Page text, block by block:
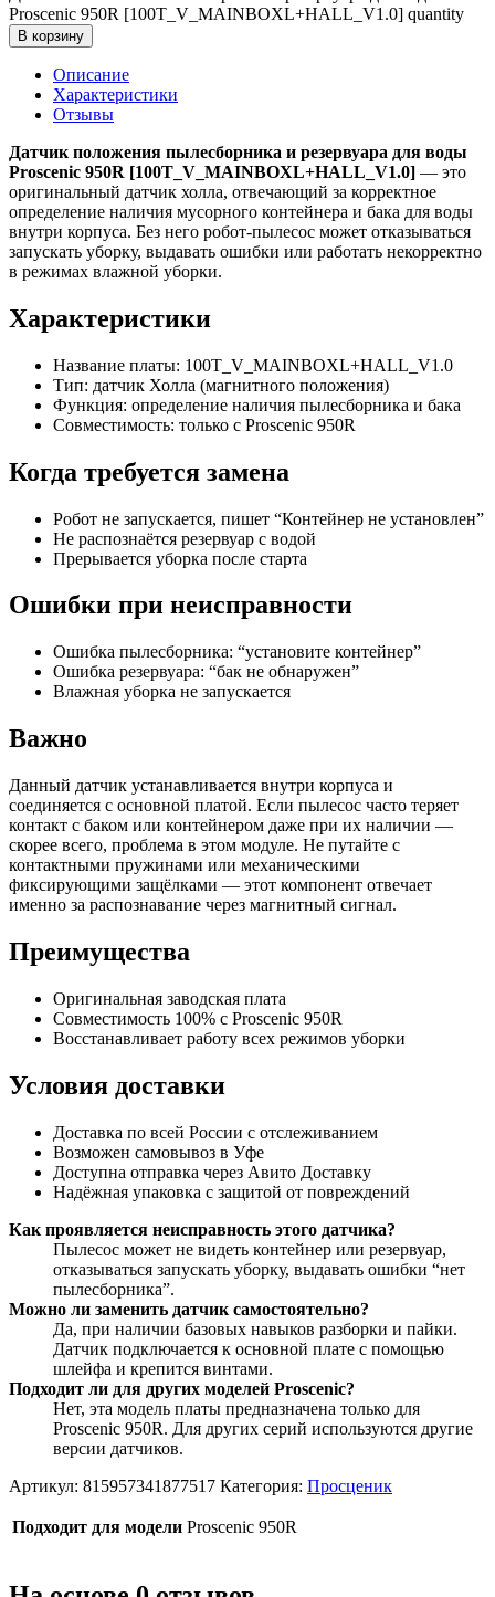
Proscenic 950R [100T_V_MAINBOXL+HALL_V1.0] quantity
В корзину
Описание
Характеристики
Отзывы
Датчик положения пылесборника и резервуара для воды
Proscenic 950R [100T_V_MAINBOXL+HALL_V1.0] — это
оригинальный датчик холла, отвечающий за корректное
определение наличия мусорного контейнера и бака для воды
внутри корпуса. Без него робот-пылесос может отказываться
запускать уборку, выдавать ошибки или работать некорректно
в режимах влажной уборки.
Характеристики
Название платы: 100T_V_MAINBOXL+HALL_V1.0
Тип: датчик Холла (магнитного положения)
Функция: определение наличия пылесборника и бака
Совместимость: только с Proscenic 950R
Когда требуется замена
Робот не запускается, пишет “Контейнер не установлен”
Не распознаётся резервуар с водой
Прерывается уборка после старта
Ошибки при неисправности
Ошибка пылесборника: “установите контейнер”
Ошибка резервуара: “бак не обнаружен”
Влажная уборка не запускается
Важно
Данный датчик устанавливается внутри корпуса и
соединяется с основной платой. Если пылесос часто теряет
контакт с баком или контейнером даже при их наличии —
скорее всего, проблема в этом модуле. Не путайте с
контактными пружинами или механическими
фиксирующими защёлками — этот компонент отвечает
именно за распознавание через магнитный сигнал.
Преимущества
Оригинальная заводская плата
Совместимость 100% с Proscenic 950R
Восстанавливает работу всех режимов уборки
Условия доставки
Доставка по всей России с отслеживанием
Возможен самовывоз в Уфе
Доступна отправка через Авито Доставку
Надёжная упаковка с защитой от повреждений
Как проявляется неисправность этого датчика?
Пылесос может не видеть контейнер или резервуар,
отказываться запускать уборку, выдавать ошибки “нет
пылесборника”.
Можно ли заменить датчик самостоятельно?
Да, при наличии базовых навыков разборки и пайки.
Датчик подключается к основной плате с помощью
шлейфа и крепится винтами.
Подходит ли для других моделей Proscenic?
Нет, эта модель платы предназначена только для
Proscenic 950R. Для других серий используются другие
версии датчиков.
Артикул: 815957341877517 Категория: Просценик
Подходит для модели Proscenic 950R